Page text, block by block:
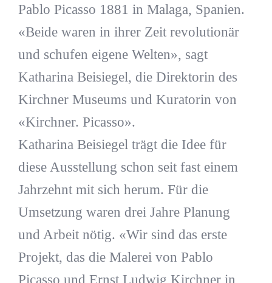
Pablo Picasso 1881 in Malaga, Spanien.
«Beide waren in ihrer Zeit revolutionär
und schufen eigene Welten», sagt
Katharina Beisiegel, die Direktorin des
Kirchner Museums und Kuratorin von
«Kirchner. Picasso».
Katharina Beisiegel trägt die Idee für
diese Ausstellung schon seit fast einem
Jahrzehnt mit sich herum. Für die
Umsetzung waren drei Jahre Planung
und Arbeit nötig. «Wir sind das erste
Projekt, das die Malerei von Pablo
Picasso und Ernst Ludwig Kirchner in